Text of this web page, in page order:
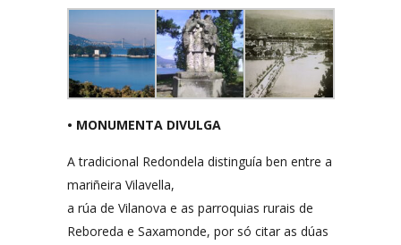
• MONUMENTA DIVULGA
A tradicional Redondela distinguía ben entre a
mariñeira Vilavella,
a rúa de Vilanova e as parroquias rurais de
Reboreda e Saxamonde, por só citar as dúas